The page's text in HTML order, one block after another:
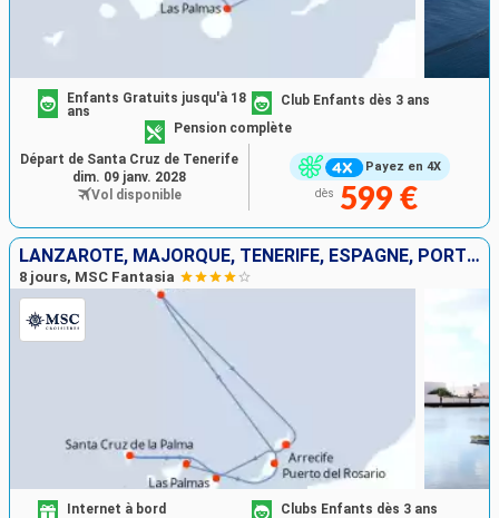
Payez en 4X
Enfants Gratuits jusqu'à 18
ans
Club Enfants dès 3 ans
Pension complète
dès 599 €
Départ de Santa Cruz de Tenerife
dim. 09 janv. 2028
Vol disponible
LANZAROTE, MAJORQUE, TENERIFE, ESPAGNE, PORTUGAL
8 jours, MSC Fantasia
Internet à bord
Clubs Enfants dès 3 ans